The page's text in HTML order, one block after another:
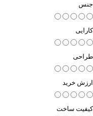
جنس
کارایی
طراحی
ارزش خرید
کیفیت ساخت